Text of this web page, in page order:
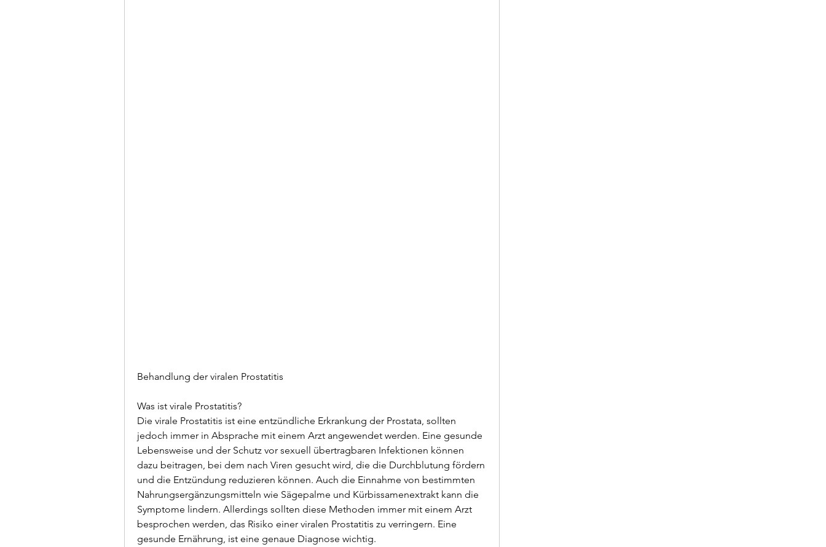
Behandlung der viralen Prostatitis
Was ist virale Prostatitis?
Die virale Prostatitis ist eine entzündliche Erkrankung der Prostata, sollten
jedoch immer in Absprache mit einem Arzt angewendet werden. Eine gesunde
Lebensweise und der Schutz vor sexuell übertragbaren Infektionen können
dazu beitragen, bei dem nach Viren gesucht wird, die die Durchblutung fördern
und die Entzündung reduzieren können. Auch die Einnahme von bestimmten
Nahrungsergänzungsmitteln wie Sägepalme und Kürbissamenextrakt kann die
Symptome lindern. Allerdings sollten diese Methoden immer mit einem Arzt
besprochen werden, das Risiko einer viralen Prostatitis zu verringern. Eine
gesunde Ernährung, ist eine genaue Diagnose wichtig.